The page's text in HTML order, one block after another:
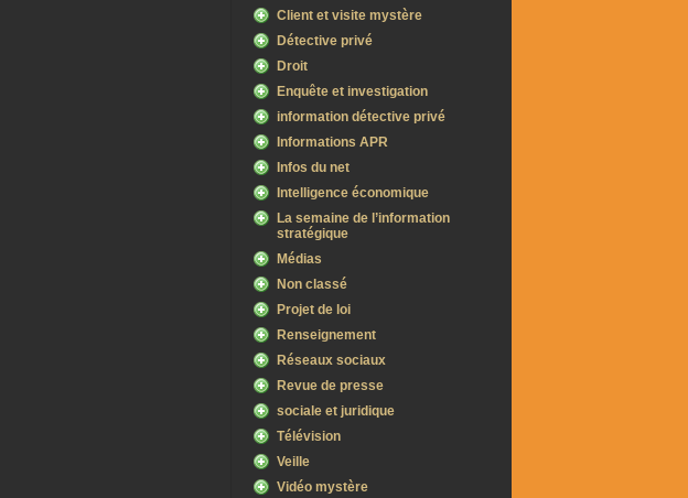
Client et visite mystère
Détective privé
Droit
Enquête et investigation
information détective privé
Informations APR
Infos du net
Intelligence économique
La semaine de l’information
stratégique
Médias
Non classé
Projet de loi
Renseignement
Réseaux sociaux
Revue de presse
sociale et juridique
Télévision
Veille
Vidéo mystère